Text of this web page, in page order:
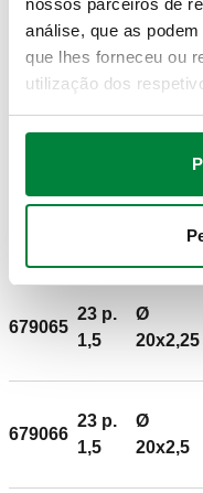
nossos parceiros de
análise, que as
que lhes forneceu ou
utilização dos
679025
1,5
679044 Ø 18x2
23 p.
679065
23 p.
1,5
Ø
20x2,25
679066
23 p.
1,5
Ø
20x2,5